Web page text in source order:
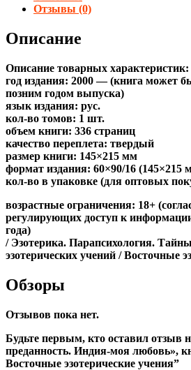
Отзывы (0)
Описание
Описание товарных характеристик:
год издания: 2000 — (книга может
позним годом выпуска)
язык издания: рус.
кол-во томов: 1 шт.
объем книги: 336 страниц
качество переплета: твердый
размер книги: 145×215 мм
формат издания: 60×90/16 (145×215
кол-во в упаковке (для оптовых
возрастные ограничения: 18+
регулирующих доступ к
года)
/ Эзотерика. Парапсихология.
эзотерических учений / Восточные
Обзоры
Отзывов пока нет.
Будьте первым, кто оставил
преданность. Индия-моя любовь»,
Восточные эзотерические учения”